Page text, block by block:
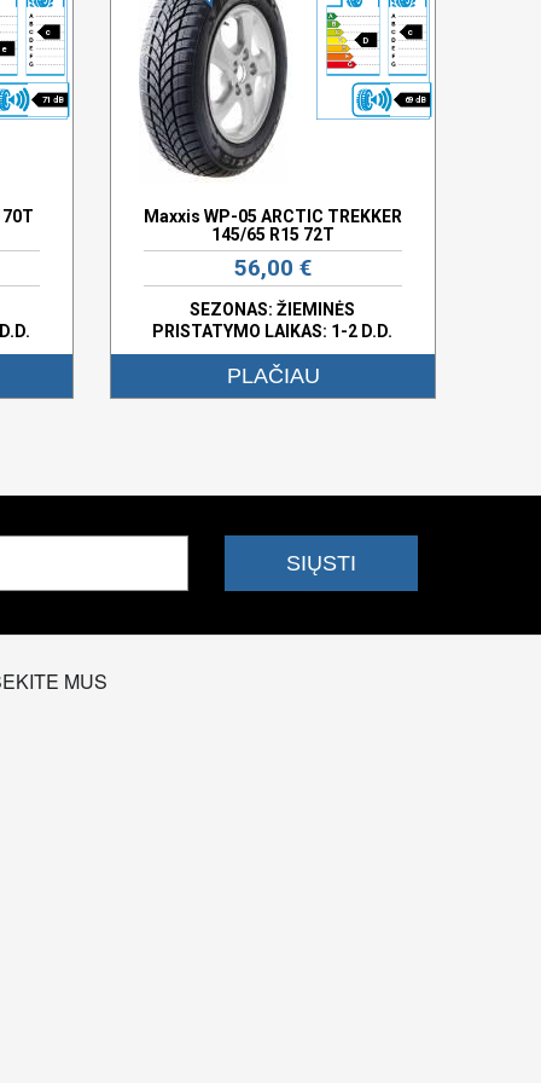
e
c
71 dB
D
c
69 dB
Maxxis WP-05 ARCTIC TREKKER
145/65 R15 72T
56,00 €
SEZONAS: ŽIEMINĖS
PRISTATYMO LAIKAS: 1-2 D.D.
PLAČIAU
MUS